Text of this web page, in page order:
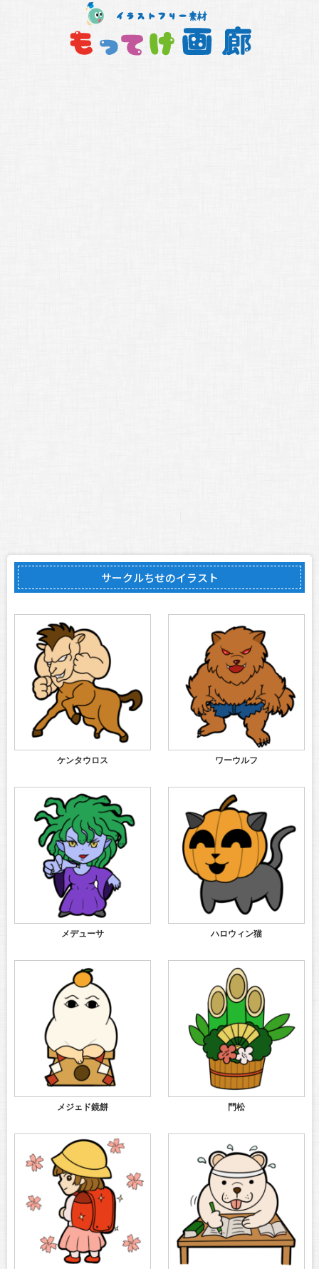
サークルちせのイラスト
ケンタウロス ワーウルフ
メデューサ ハロウィン猫
メジェド鏡餅 門松